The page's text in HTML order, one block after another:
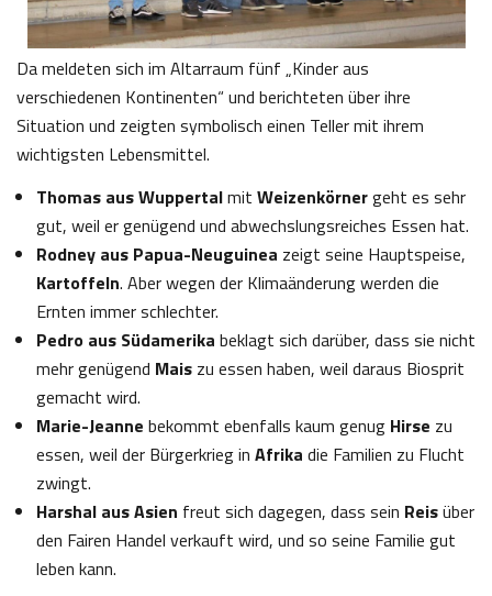
Da meldeten sich im Altarraum fünf „Kinder aus
verschiedenen Kontinenten“ und berichteten über ihre
Situation und zeigten symbolisch einen Teller mit ihrem
wichtigsten Lebensmittel.
Thomas aus Wuppertalmit Weizenkörnergeht es sehr
gut, weil er genügend und abwechslungsreiches Essen hat.
Rodney aus Papua-Neuguinea zeigt seine Hauptspeise,
Kartoffeln. Aber wegen der Klimaänderung werden die
Ernten immer schlechter.
Pedro aus Südamerika beklagt sich darüber, dass sie nicht
mehr genügend Mais zu essen haben, weil daraus Biosprit
gemacht wird.
Marie-Jeanne bekommt ebenfalls kaum genug Hirse zu
essen, weil der Bürgerkrieg in Afrika die Familien zu Flucht
zwingt.
Harshal aus Asien freut sich dagegen, dass sein Reisüber
den Fairen Handel verkauft wird, und so seine Familie gut
leben kann.